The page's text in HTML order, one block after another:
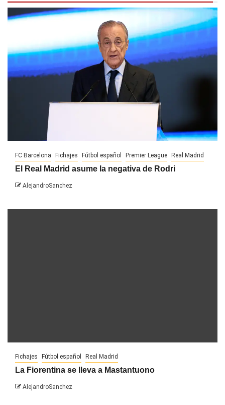
FC Barcelona Fichajes Fútbol español Premier League Real Madrid
El Real Madrid asume la negativa de Rodri
AlejandroSanchez
Fichajes Fútbol español Real Madrid
La Fiorentina se lleva a Mastantuono
AlejandroSanchez